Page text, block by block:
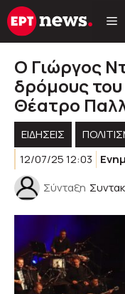
Μετάβαση
σε
Ο Γιώργος
δρόμους του
Θέατρο
ΕΙΔΗΣΕΙΣ
12/07/25 12:03
Σύνταξη